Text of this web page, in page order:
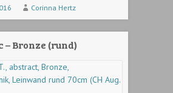
Corinna Hertz
Bronze (rund)